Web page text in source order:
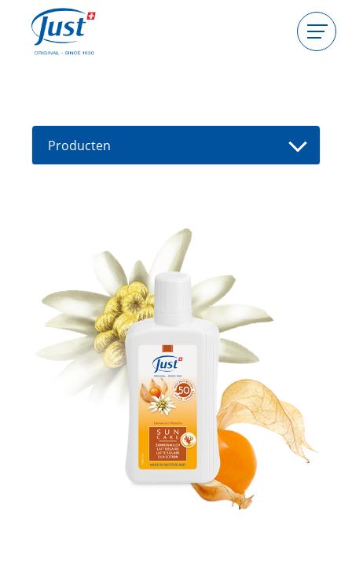
Consulente worden
Gids
Producten
High Light
Bad
Haarverzorging
Catalogus
Douche
Lichaamsverzorging
Kruidencrèmes
Voetverzorging